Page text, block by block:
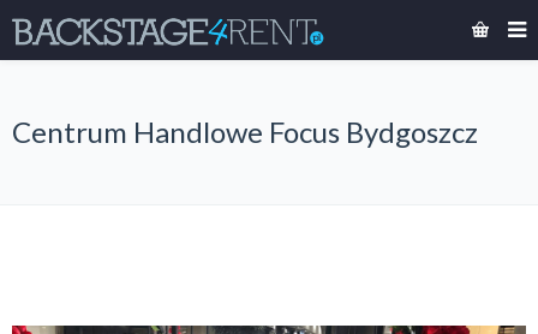
Centrum Handlowe Focus Bydgoszcz